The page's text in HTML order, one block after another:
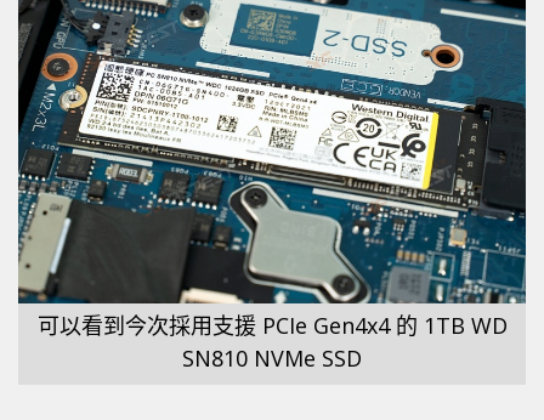
可以看到今次採用支援 PCIe Gen4x4 的 1TB WD
SN810 NVMe SSD